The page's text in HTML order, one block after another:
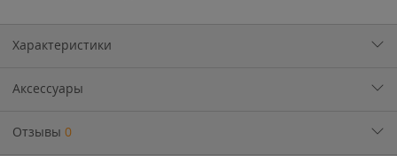
Характеристики
Аксессуары
Отзывы 0